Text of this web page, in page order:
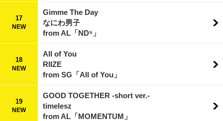
17
NEW
Gimme The Day
なにわ男子
from AL「ND⁵」
18
NEW
All of You
RIIZE
from SG「All of You」
19
NEW
GOOD TOGETHER -short ver.-
timelesz
from AL「MOMENTUM」